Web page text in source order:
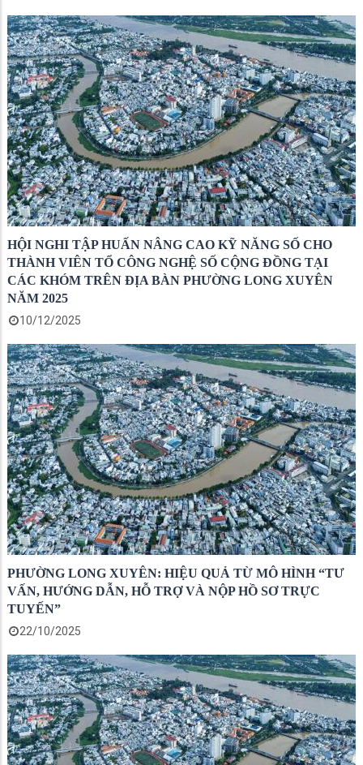
HỘI NGHI TẬP HUẤN NÂNG CAO KỸ NĂNG SỐ CHO
THÀNH VIÊN TỔ CÔNG NGHỆ SỐ CỘNG ĐỒNG TẠI
CÁC KHÓM TRÊN ĐỊA BÀN PHƯỜNG LONG XUYÊN
NĂM 2025
10/12/2025
PHƯỜNG LONG XUYÊN: HIỆU QUẢ TỪ MÔ HÌNH “TƯ
VẤN, HƯỚNG DẪN, HỖ TRỢ VÀ NỘP HỒ SƠ TRỰC
TUYẾN”
22/10/2025